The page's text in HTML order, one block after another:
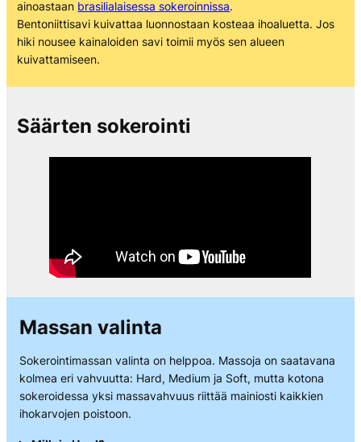
ainoastaan brasilialaisessa sokeroinnissa.
Bentoniittisavi kuivattaa luonnostaan kosteaa ihoaluetta. Jos
hiki nousee kainaloiden savi toimii myös sen alueen
kuivattamiseen.
Säärten sokerointi
Massan valinta
Sokerointimassan valinta on helppoa. Massoja on saatavana
kolmea eri vahvuutta: Hard, Medium ja Soft, mutta kotona
sokeroidessa yksi massavahvuus riittää mainiosti kaikkien
ihokarvojen poistoon.